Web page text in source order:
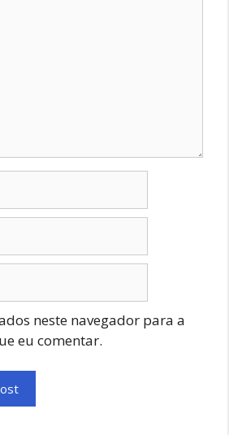
neste navegador para a
eu comentar.